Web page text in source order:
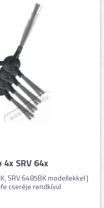
SRV 64x
SRV 6485BK​ modellekkel |
cseréje rendkívül